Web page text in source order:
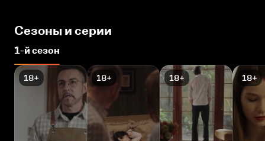
Сезоны и серии
1-й сезон
18+ 18+ 18+ 18+